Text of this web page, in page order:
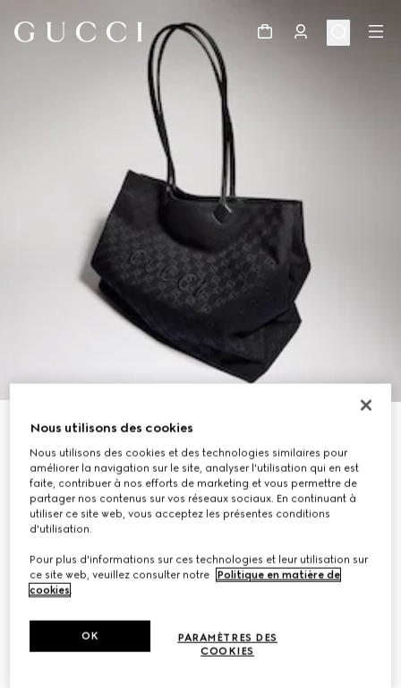
Exclusivité En Ligne
Cabas Gucci NY grand format
€ 1.950
Déclinaisons gris et noir toile GG
Nous utilisons des cookies
Nous utilisons des cookies et des technologies similaires pour
améliorer la navigation sur le site, analyser l'utilisation qui en est
faite, contribuer à nos efforts de marketing et vous permettre de
partager nos contenus sur vos réseaux sociaux. En continuant à
utiliser ce site web, vous acceptez les présentes conditions
d'utilisation.
Pour plus d'informations sur ces technologies et leur utilisation sur
ce site web, veuillez consulter notre
Politique en matière de
cookies.
PARAMÈTRES DES
COOKIES
OK